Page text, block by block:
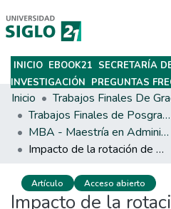
Subir
INICIO EBOOK21 SECRETARÍA
INVESTIGACIÓN PREGUNTAS
Inicio
Trabajos Finales de Posgrados y Maestrías
MBA - Maestría en Administración de Empresas
Impacto de la rotación de Profesionales IT en Empresas Fintech en Rosario
Artículo Acceso abierto
Impacto de la